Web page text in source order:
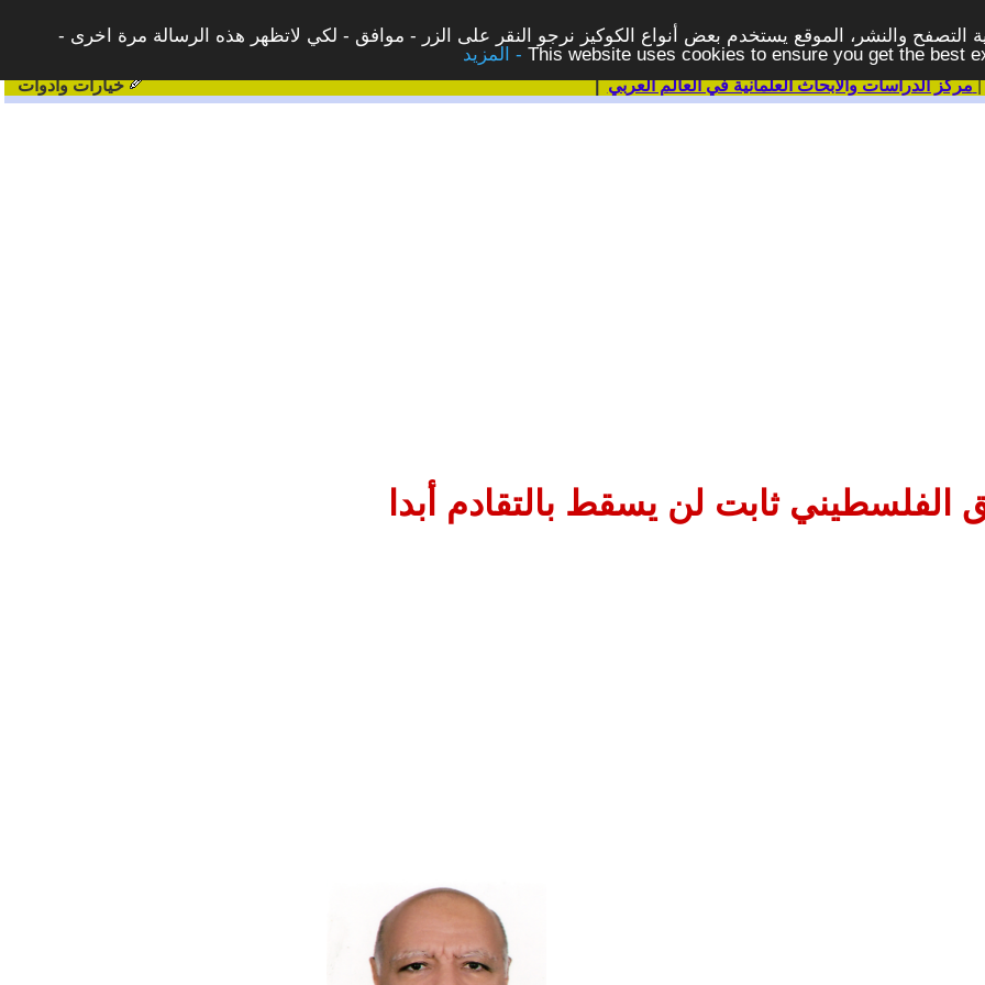
التصفح والنشر، الموقع يستخدم بعض أنواع الكوكيز نرجو النقر على الزر - موافق - لكي لاتظهر هذه الرسالة مرة اخرى -
This website uses cookies to ensure you get the best
|مركز الدراسات والابحاث العلمانية في العالم العربي | خيارات وادوات
الفلسطيني ثابت لن يسقط بالتقادم أبدا